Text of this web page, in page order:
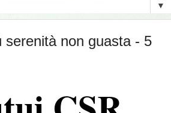
▼
serenità non guasta - 5